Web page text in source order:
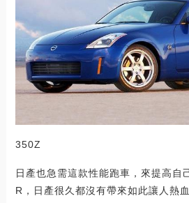
350Z
日產也急需這款性能跑車，來提高自
R，日產很久都沒有帶來如此讓人熱